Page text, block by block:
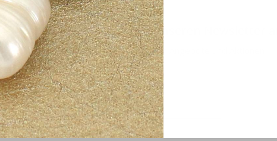
Melden Sie sich für unseren Newsletter an
Erhalten Sie die neuesten Angebote und Aktionen